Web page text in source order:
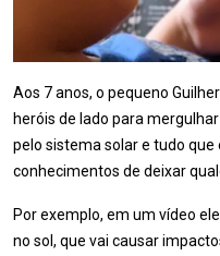
Aos 7 anos, o pequeno
heróis de lado para
pelo sistema solar e tudo
conhecimentos de deixar
Por exemplo, em um vídeo
no sol, que vai causar